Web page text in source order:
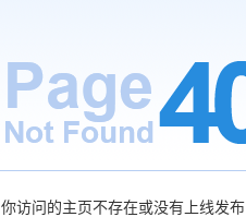
你访问的主页不存在或没有上线发布